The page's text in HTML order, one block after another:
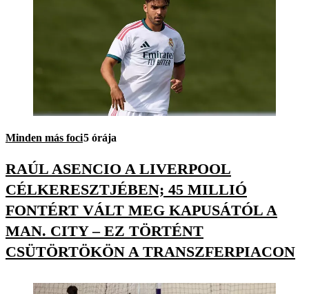
Minden más foci5 órája
RAÚL ASENCIO A LIVERPOOL
CÉLKERESZTJÉBEN; 45 MILLIÓ
FONTÉRT VÁLT MEG KAPUSÁTÓL A
MAN. CITY – EZ TÖRTÉNT
CSÜTÖRTÖKÖN A TRANSZFERPIACON